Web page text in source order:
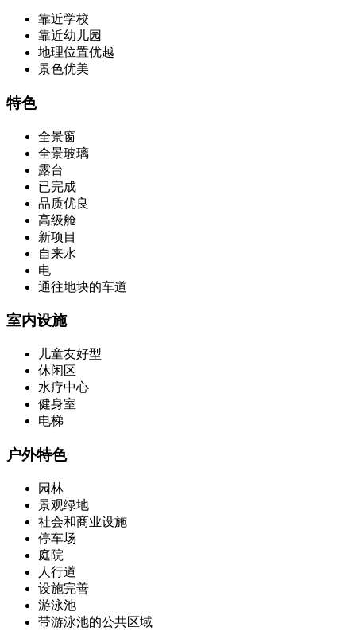
靠近学校
靠近幼儿园
地理位置优越
景色优美
特色
全景窗
全景玻璃
露台
已完成
品质优良
高级舱
新项目
自来水
电
通往地块的车道
室内设施
儿童友好型
休闲区
水疗中心
健身室
电梯
户外特色
园林
景观绿地
社会和商业设施
停车场
庭院
人行道
设施完善
游泳池
带游泳池的公共区域